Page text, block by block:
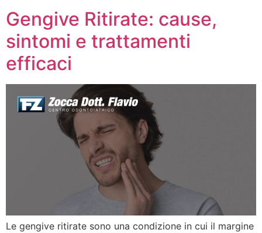
Gengive Ritirate: cause,
sintomi e trattamenti
efficaci
Le gengive ritirate sono una condizione in cui il margine